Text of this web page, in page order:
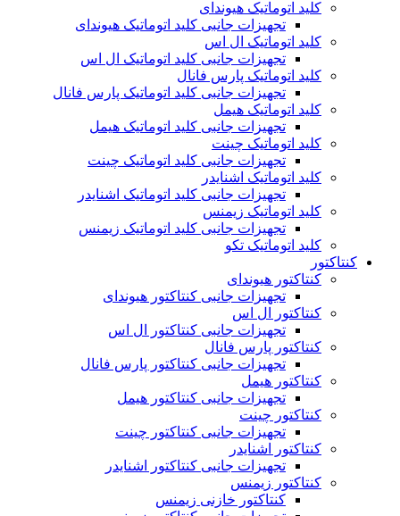
کلید اتوماتیک هیوندای
تجهیزات جانبی کلید اتوماتیک هیوندای
کلید اتوماتیک ال اس
تجهیزات جانبی کلید اتوماتیک ال اس
کلید اتوماتیک پارس فانال
تجهیزات جانبی کلید اتوماتیک پارس فانال
کلید اتوماتیک هیمل
تجهیزات جانبی کلید اتوماتیک هیمل
کلید اتوماتیک چینت
تجهیزات جانبی کلید اتوماتیک چینت
کلید اتوماتیک اشنایدر
تجهیزات جانبی کلید اتوماتیک اشنایدر
کلید اتوماتیک زیمنس
تجهیزات جانبی کلید اتوماتیک زیمنس
کلید اتوماتیک تکو
کنتاکتور
کنتاکتور هیوندای
تجهیزات جانبی کنتاکتور هیوندای
کنتاکتور ال اس
تجهیزات جانبی کنتاکتور ال اس
کنتاکتور پارس فانال
تجهیزات جانبی کنتاکتور پارس فانال
کنتاکتور هیمل
تجهیزات جانبی کنتاکتور هیمل
کنتاکتور چینت
تجهیزات جانبی کنتاکتور چینت
کنتاکتور اشنایدر
تجهیزات جانبی کنتاکتور اشنایدر
کنتاکتور زیمنس
کنتاکتور خازنی زیمنس